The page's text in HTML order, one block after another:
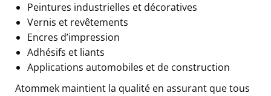
Peintures industrielles et décoratives
Vernis et revêtements
Encres d’impression
Adhésifs et liants
Applications automobiles et de construction
Atommek maintient la qualité en assurant que tous